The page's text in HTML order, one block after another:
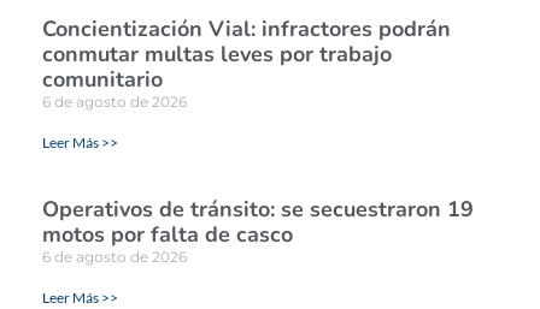
Concientización Vial: infractores podrán
conmutar multas leves por trabajo
comunitario
6 de agosto de 2026
Leer Más >>
Operativos de tránsito: se secuestraron 19
motos por falta de casco
6 de agosto de 2026
Leer Más >>